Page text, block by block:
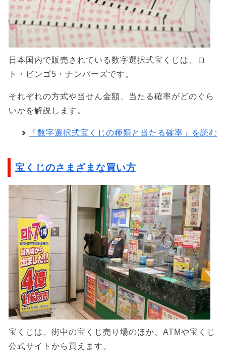
日本国内で販売されている数字選択式宝くじは、ロ
ト・ビンゴ5・ナンバーズです。
それぞれの方式や当せん金額、当たる確率がどのぐら
いかを解説します。
「数字選択式宝くじの種類と当たる確率」を読む
宝くじのさまざまな買い方
宝くじは、街中の宝くじ売り場のほか、ATMや宝くじ
公式サイトから買えます。